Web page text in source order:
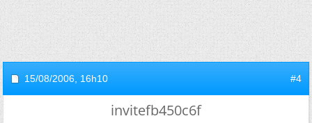
15/08/2006, 16h10 #4
invitefb450c6f